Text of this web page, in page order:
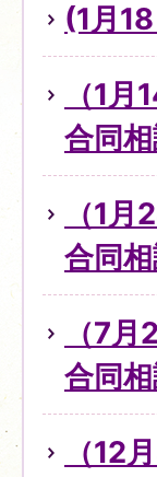
(1月
（1
合同
（1
合同
（7
合同
（12